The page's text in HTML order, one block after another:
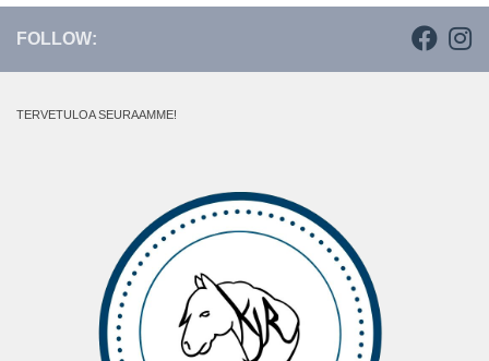
FOLLOW:
TERVETULOA SEURAAMME!